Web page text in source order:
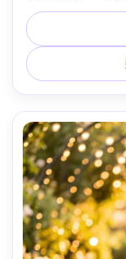
グレーディング
に値